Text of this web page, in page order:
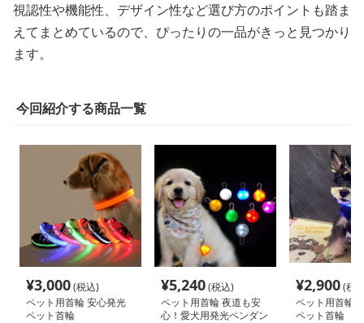
視認性や機能性、デザイン性など選び方のポイントも踏ま
えてまとめているので、ぴったりの一品がきっと見つかり
ます。
今回紹介する商品一覧
¥3,000(税込)
ペット用首輪 安心発光
ペット首輪
¥5,240(税込)
ペット用首輪 夜道も安
心！愛犬用発光ペンダン
¥2,900(税
ペット用首輪
ペット首輪